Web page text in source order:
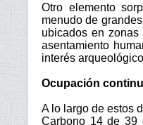
Otro elemento
menudo de
ubicados en
asentamiento
interés
Ocupación
A lo largo de estos
Carbono 14 de 39